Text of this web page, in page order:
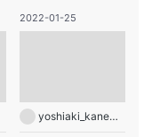
2022-01-25
yoshiaki_kanemura